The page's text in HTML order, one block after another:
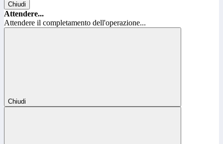
Chiudi
Attendere...
Attendere il completamento dell'operazione...
Chiudi